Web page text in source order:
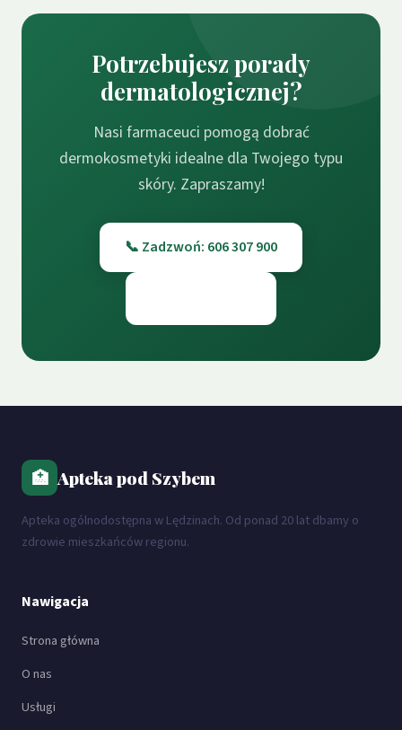
Potrzebujesz porady
dermatologicznej?
Nasi farmaceuci pomogą dobrać
dermokosmetyki idealne dla Twojego typu
skóry. Zapraszamy!
📞 Zadzwoń: 606 307 900
🏥 Apteka pod Szybem
Apteka ogólnodostępna w Lędzinach. Od ponad 20 lat dbamy o
zdrowie mieszkańców regionu.
Nawigacja
Strona główna
O nas
Usługi